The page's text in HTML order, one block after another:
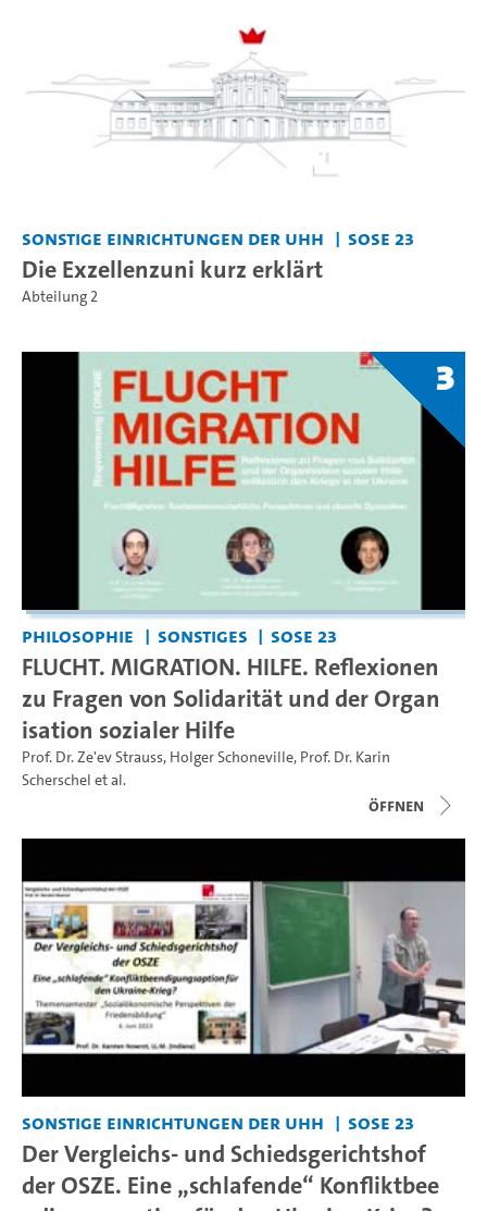
Sonstige Einrichtungen der UHH SoSe 23
Die Exzellenzuni kurz erklärt
Abteilung 2
3
Philosophie Sonstiges SoSe 23
FLUCHT. MIGRATION. HILFE. Reflexionen
zu Fragen von Solidarität und der Organ
isation sozialer Hilfe
Prof. Dr. Ze'ev Strauss, Holger Schoneville, Prof. Dr. Karin
Scherschel et al.
Öffnen
Sonstige Einrichtungen der UHH SoSe 23
Der Vergleichs- und Schiedsgerichtshof
der OSZE. Eine „schlafende“ Konfliktbee